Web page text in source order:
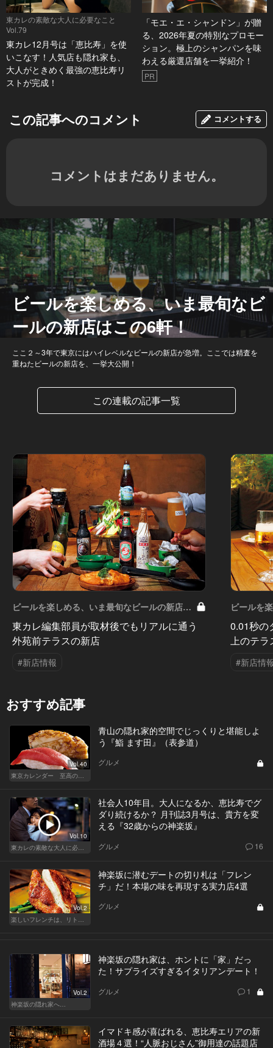
東カレの素敵な大人に必要なこと
Vol.79
東カレ12月号は「恵比寿」を使
いこなす！人気店も隠れ家も、
大人がときめく最強の恵比寿リ
ストが完成！
「モエ・エ・シャンドン」が贈
る、2026年夏の特別なプロモー
ション。極上のシャンパンを味
わえる厳選店舗を一挙紹介！
PR
この記事へのコメント コメントする
コメントはまだありません。
ビールを楽しめる、いま最旬なビ
ールの新店はこの6軒！
ここ２～3年で東京にはハイレベルなビールの新店が急増。ここでは精査を
重ねたビールの新店を、一挙大公開！
この連載の記事一覧
ビールを楽しめる、いま最旬なビールの新店は
この6軒！ Vol.4
東カレ編集部員が取材後でもリアルに通う
外苑前テラスの新店
#新店情報
ビールを
この6軒
0.01秒の
上のテラ
#新店情
おすすめ記事
Vol.40
東京カレンダー 至高の名店シリーズ
青山の隠れ家的空間でじっくりと堪能しよ
う『鮨 ます田』（表参道）
グルメ
Vol.10
東カレの素敵な大人に必要なこと
社会人10年目。大人になるか、恵比寿でグ
ダり続けるか？ 月刊誌3月号は、貴方を変
える『32歳からの神楽坂』
グルメ 16
Vol.2
楽しいフレンチは、リトルパリ・神楽坂で
神楽坂に潜むデートの切り札は「フレン
チ」だ！本場の味を再現する実力店4選
グルメ
Vol.2
神楽坂の隠れ家へ…
神楽坂の隠れ家は、ホントに「家」だっ
た！サプライズすぎるイタリアンデート！
グルメ 1
イマドキ感が喜ばれる、恵比寿エリアの新
酒場４選！“人脈おじさん”御用達の話題店